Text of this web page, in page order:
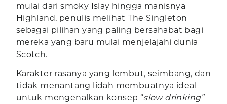
mulai dari smoky Islay hingga manisnya
Highland, penulis melihat The Singleton
sebagai pilihan yang paling bersahabat bagi
mereka yang baru mulai menjelajahi dunia
Scotch.
Karakter rasanya yang lembut, seimbang, dan
tidak menantang lidah membuatnya ideal
untuk mengenalkan konsep “slow drinking”